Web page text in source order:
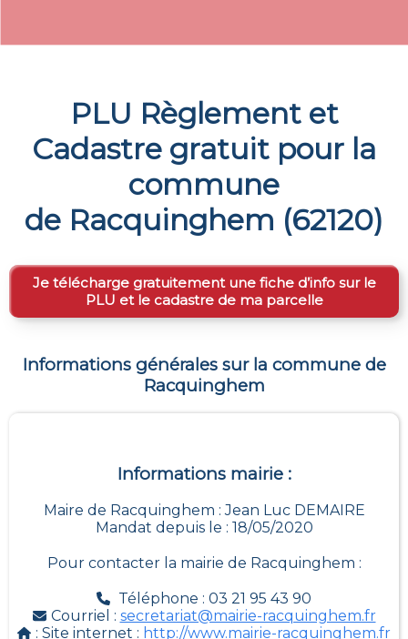
PLU Règlement et
Cadastre gratuit pour la
commune
de Racquinghem (62120)
Je télécharge gratuitement une fiche d’info sur le
PLU et le cadastre de ma parcelle
Informations générales sur la commune de
Racquinghem
Informations mairie :
Maire de Racquinghem : Jean Luc DEMAIRE
Mandat depuis le : 18/05/2020
Pour contacter la mairie de Racquinghem :
Téléphone : 03 21 95 43 90
Courriel : secretariat@mairie-racquinghem.fr
: Site internet : http://www.mairie-racquinghem.fr